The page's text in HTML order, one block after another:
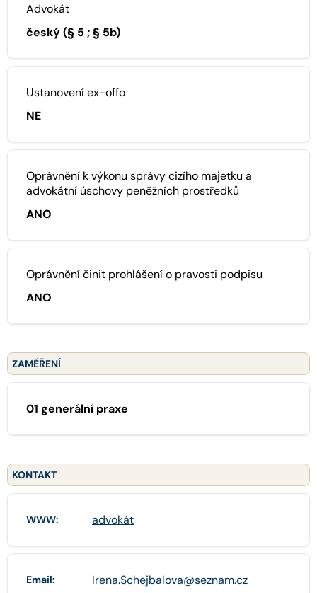
Advokát
český (§ 5 ; § 5b)
Ustanovení ex-offo
NE
Oprávnění k výkonu správy cizího majetku a
advokátní úschovy peněžních prostředků
ANO
Oprávnění činit prohlášení o pravosti podpisu
ANO
ZAMĚŘENÍ
01 generální praxe
KONTAKT
WWW: advokát
Email: Irena.Schejbalova@seznam.cz